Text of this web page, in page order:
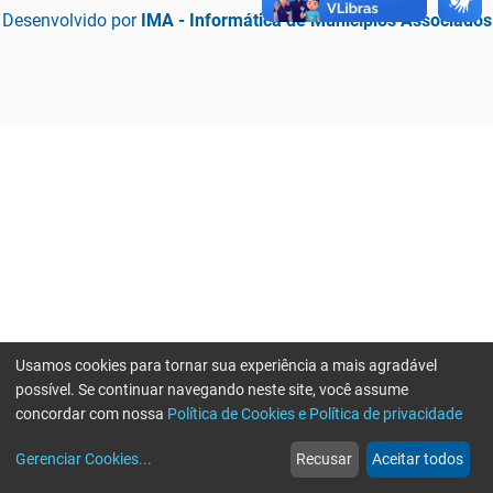
Desenvolvido por IMA - Informática de Municípios Associados
web
Notícias
more_horiz
Mais
Usamos cookies para tornar sua experiência a mais agradável
possível. Se continuar navegando neste site, você assume
concordar com nossa Política de Cookies e Política de privacidade
Gerenciar Cookies... Recusar Aceitar todos
Erro ao enviar informações, por favor tente novamente